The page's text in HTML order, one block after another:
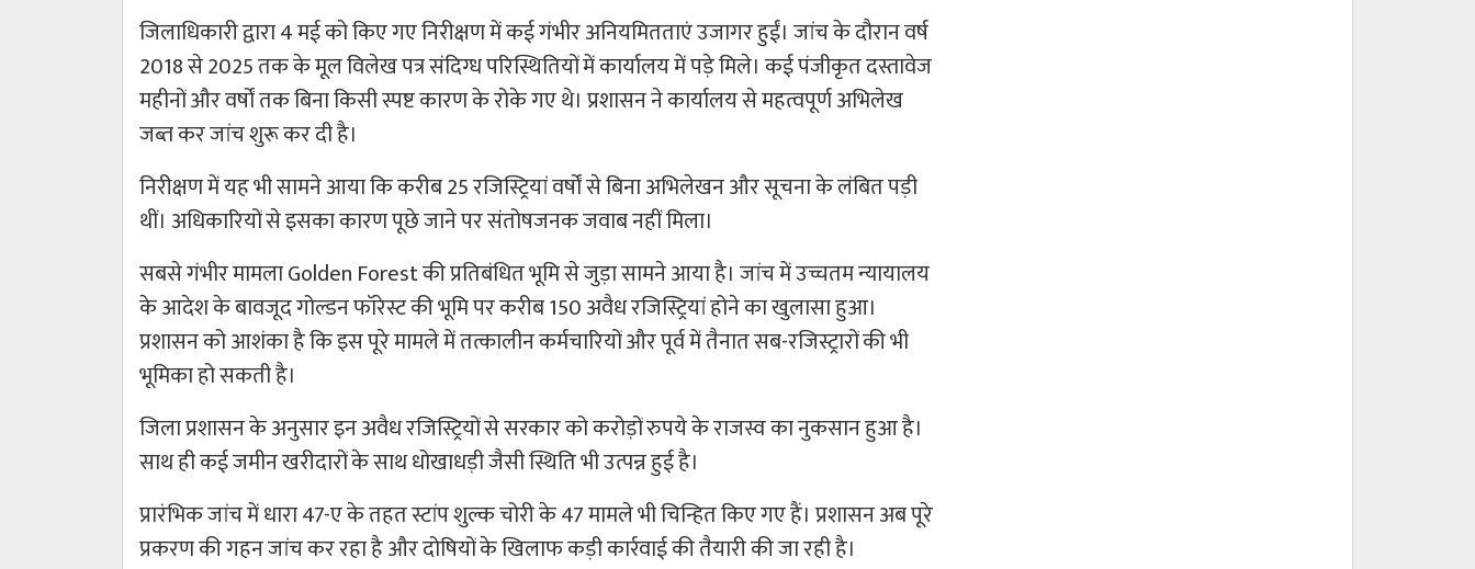
जिलाधिकारी द्वारा 4 मई को किए गए निरीक्षण में कई गंभीर अनियमितताएं उजागर हुईं। जांच के दौरान वर्ष
2018 से 2025 तक के मूल विलेख पत्र संदिग्ध परिस्थितियों में कार्यालय में पड़े मिले। कई पंजीकृत दस्तावेज
महीनों और वर्षों तक बिना किसी स्पष्ट कारण के रोके गए थे। प्रशासन ने कार्यालय से महत्वपूर्ण अभिलेख
जब्त कर जांच शुरू कर दी है।
निरीक्षण में यह भी सामने आया कि करीब 25 रजिस्ट्रियां वर्षों से बिना अभिलेखन और सूचना के लंबित पड़ी
थीं। अधिकारियों से इसका कारण पूछे जाने पर संतोषजनक जवाब नहीं मिला।
सबसे गंभीर मामला Golden Forest की प्रतिबंधित भूमि से जुड़ा सामने आया है। जांच में उच्चतम न्यायालय
के आदेश के बावजूद गोल्डन फॉरेस्ट की भूमि पर करीब 150 अवैध रजिस्ट्रियां होने का खुलासा हुआ।
प्रशासन को आशंका है कि इस पूरे मामले में तत्कालीन कर्मचारियों और पूर्व में तैनात सब-रजिस्ट्रारों की भी
भूमिका हो सकती है।
जिला प्रशासन के अनुसार इन अवैध रजिस्ट्रियों से सरकार को करोड़ों रुपये के राजस्व का नुकसान हुआ है।
साथ ही कई जमीन खरीदारों के साथ धोखाधड़ी जैसी स्थिति भी उत्पन्न हुई है।
प्रारंभिक जांच में धारा 47-ए के तहत स्टांप शुल्क चोरी के 47 मामले भी चिन्हित किए गए हैं। प्रशासन अब पूरे
प्रकरण की गहन जांच कर रहा है और दोषियों के खिलाफ कड़ी कार्रवाई की तैयारी की जा रही है।